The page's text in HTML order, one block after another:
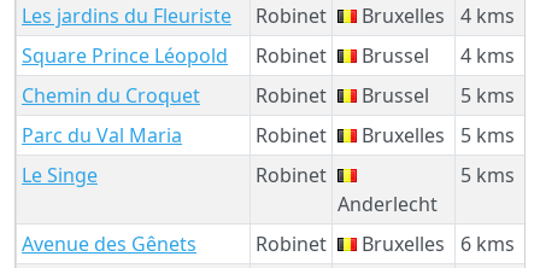
Les jardins du Fleuriste
Robinet Bruxelles
4 kms
Square Prince Léopold
Robinet Brussel
4 kms
Chemin du Croquet
Robinet Brussel
5 kms
Parc du Val Maria
Robinet Bruxelles
5 kms
Le Singe
Robinet
Anderlecht
5 kms
Avenue des Gênets Robinet Bruxelles
6 kms